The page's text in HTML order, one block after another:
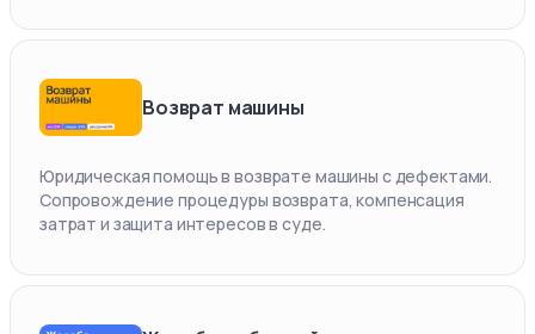
Возврат машины
Юридическая помощь в возврате машины с дефектами.
Сопровождение процедуры возврата, компенсация
затрат и защита интересов в суде.